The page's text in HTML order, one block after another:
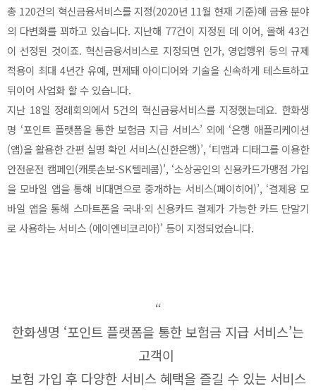
총 120건의 혁신금융서비스를 지정(2020년 11월 현재 기준)해 금융 분야
의 다변화를 꾀하고 있습니다. 지난해 77건이 지정된 데 이어, 올해 43건
이 선정된 것이죠. 혁신금융서비스로 지정되면 인가, 영업행위 등의 규제
적용이 최대 4년간 유예, 면제돼 아이디어와 기술을 신속하게 테스트하고
뒤이어 사업화 할 수 있습니다.
지난 18일 정례회의에서 5건의 혁신금융서비스를 지정했는데요. 한화생
명 ‘포인트 플랫폼을 통한 보험금 지급 서비스’ 외에 ‘은행 애플리케이션
(앱)을 활용한간편 실명 확인 서비스(신한은행)’, ‘티맵과 디태그를 이용한
안전운전 캠페인(캐롯손보-SK텔레콤)’, ‘소상공인의 신용카드가맹점 가입
을 모바일 앱을 통해 비대면으로 중개하는 서비스(페이히어)’, ‘결제용 모
바일 앱을 통해 스마트폰을 국내·외 신용카드 결제가 가능한 카드 단말기
로 사용하는 서비스 (에이엔비코리아)’ 등이 지정되었습니다.
“
한화생명 ‘포인트 플랫폼을 통한 보험금 지급 서비스’는
고객이
보험 가입 후 다양한 서비스 혜택을 즐길 수 있는 서비스